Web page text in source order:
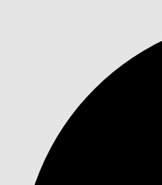
Vous êtes ici :
Démarrage rapide